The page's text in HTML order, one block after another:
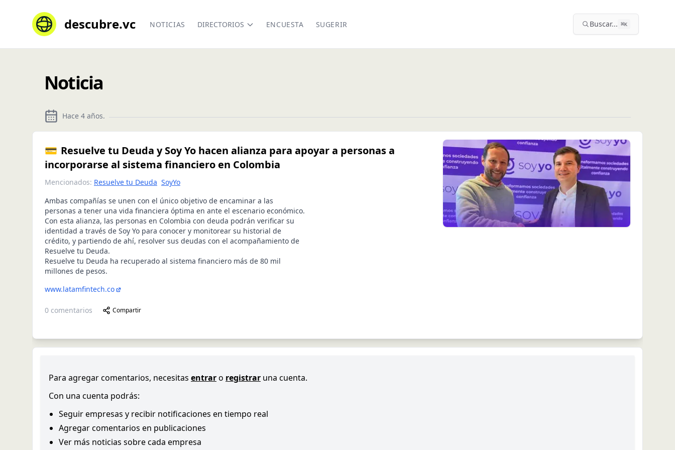
descubre.vc NOTICIAS DIRECTORIOS ENCUESTA SUGERIR Buscar... ⌘K
Noticia
Hace 4 años.
💳 Resuelve tu Deuda y Soy Yo hacen alianza para apoyar a personas a
incorporarse al sistema financiero en Colombia
Mencionados: Resuelve tu Deuda SoyYo
Ambas compañías se unen con el único objetivo de encaminar a las
personas a tener una vida financiera óptima en ante el escenario económico.
Con esta alianza, las personas en Colombia con deuda podrán verificar su
identidad a través de Soy Yo para conocer y monitorear su historial de
crédito, y partiendo de ahí, resolver sus deudas con el acompañamiento de
Resuelve tu Deuda.
Resuelve tu Deuda ha recuperado al sistema financiero más de 80 mil
millones de pesos.
www.latamfintech.co
0 comentarios Compartir
Para agregar comentarios, necesitas entraro registrar una cuenta.
Con una cuenta podrás:
Seguir empresas y recibir notificaciones en tiempo real
Agregar comentarios en publicaciones
Ver más noticias sobre cada empresa